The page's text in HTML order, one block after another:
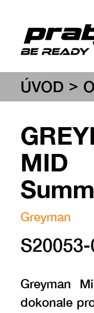
ÚVOD >
MID
Greyman
Greyman
dokonale